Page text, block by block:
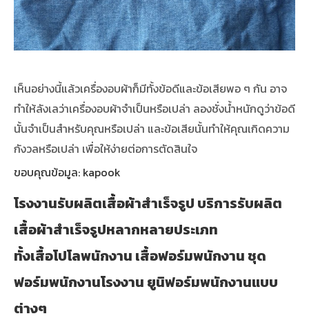
เห็นอย่างนี้แล้วเครื่องอบผ้าก็มีทั้งข้อดีและข้อเสียพอ ๆ กัน อาจ
ทำให้ลังเลว่าเครื่องอบผ้าจำเป็นหรือเปล่า ลองชั่งน้ำหนักดูว่าข้อดี
นั้นจำเป็นสำหรับคุณหรือเปล่า และข้อเสียนั้นทำให้คุณเกิดความ
กังวลหรือเปล่า เพื่อให้ง่ายต่อการตัดสินใจ
ขอบคุณข้อมูล: kapook
โรงงานรับผลิตเสื้อผ้าสำเร็จรูป บริการรับผลิต
เสื้อผ้าสำเร็จรูปหลากหลายประเภท
ทั้งเสื้อโปโลพนักงาน เสื้อฟอร์มพนักงานชุด
ฟอร์มพนักงานโรงงาน ยูนิฟอร์มพนักงานแบบ
ต่างๆ